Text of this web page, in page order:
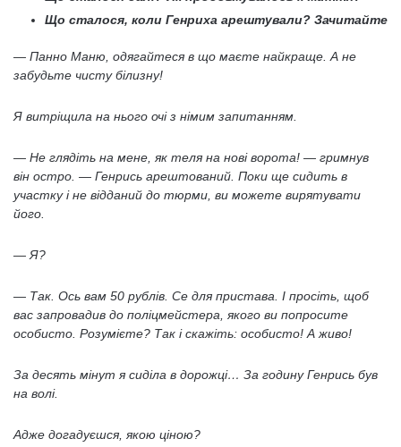
Що сталося, коли Генриха арештували? Зачитайте
— Панно Маню, одягайтеся в що маєте найкраще. А не
забудьте чисту білизну!
Я витріщила на нього очі з німим запитанням.
— Не глядіть на мене, як теля на нові ворота! — гримнув
він остро. — Генрись арештований. Поки ще сидить в
участку і не відданий до тюрми, ви можете вирятувати
його.
— Я?
— Так. Ось вам 50 рублів. Се для пристава. І просіть, щоб
вас запровадив до поліцмейстера, якого ви попросите
особисто. Розумієте? Так і скажіть: особисто! А живо!
За десять мінут я сиділа в дорожці… За годину Генрись був
на волі.
Адже догадуєшся, якою ціною?